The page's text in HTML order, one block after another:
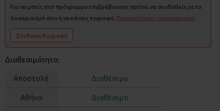
Για να μπείς στο πρόγραμμα επιβράβευσης πρέπει να συνδεθείς με το
λογαριασμό σου ή να κάνεις εγγραφή. Περισσότερες πληροφορίες
Σύνδεση/Εγγραφή
Διαθεσιμότητα:
Αποστολή Διαθέσιμο
Αθήνα Διαθέσιμο